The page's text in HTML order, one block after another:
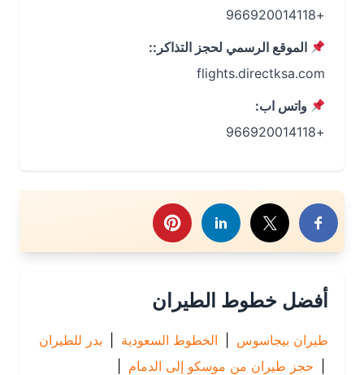
الموقع الرسمي لحجز التذاكر::
flights.directksa.com
واتس اب:
هذا الموضوع
أفضل خطوط الطيران
طيران بيجاسوس | الخطوط السعودية | بدر للطيران
حجز طيران من موسكو إلى الدمام
|